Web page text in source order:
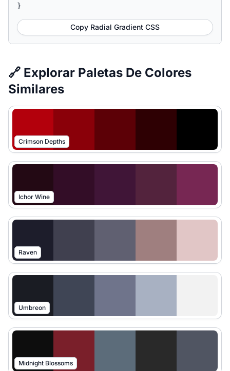
}
Copy Radial Gradient CSS
🔗 Explorar Paletas De Colores
Similares
Crimson Depths
Ichor Wine
Raven
Umbreon
Midnight Blossoms